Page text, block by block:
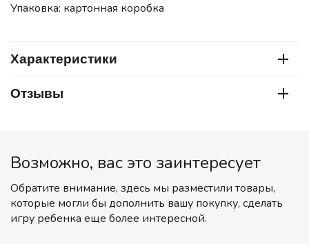
Упаковка: картонная коробка
Характеристики
Отзывы
Возможно, вас это заинтересует
Обратите внимание, здесь мы разместили товары,
которые могли бы дополнить вашу покупку, сделать
игру ребенка еще более интересной.